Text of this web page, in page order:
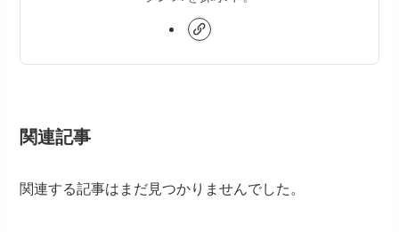
関連記事
関連する記事はまだ見つかりませんでした。